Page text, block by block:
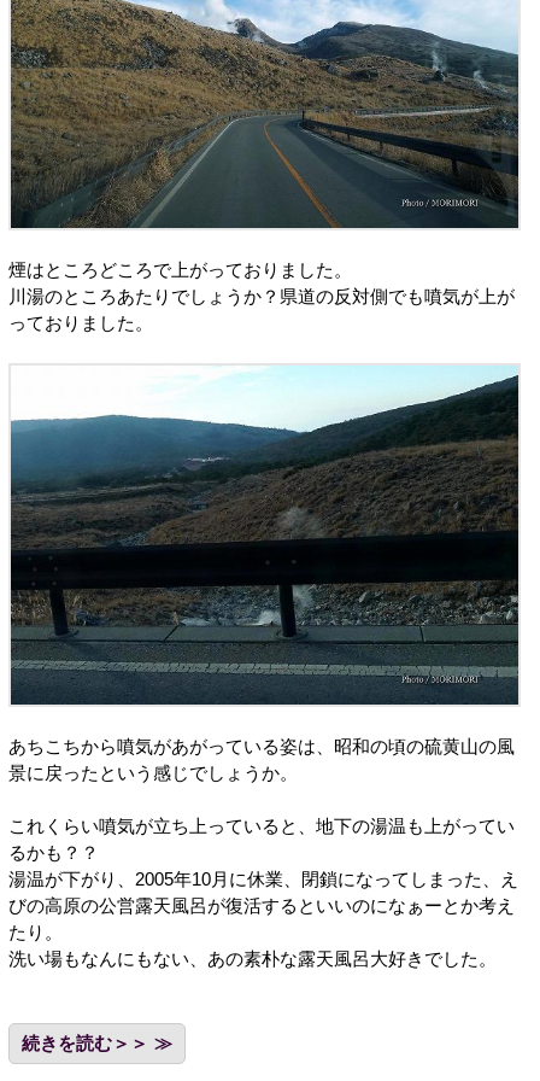
煙はところどころで上がっておりました。
川湯のところあたりでしょうか？県道の反対側でも噴気が上が
っておりました。
あちこちから噴気があがっている姿は、昭和の頃の硫黄山の風
景に戻ったという感じでしょうか。
これくらい噴気が立ち上っていると、地下の湯温も上がってい
るかも？？
湯温が下がり、2005年10月に休業、閉鎖になってしまった、え
びの高原の公営露天風呂が復活するといいのになぁーとか考え
たり。
洗い場もなんにもない、あの素朴な露天風呂大好きでした。
続きを読む＞＞